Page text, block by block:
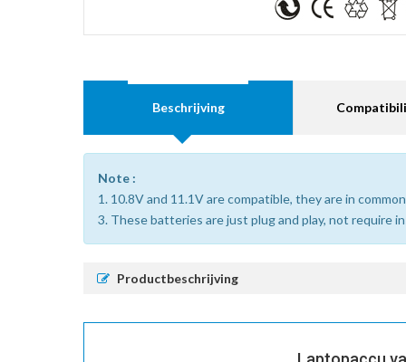
Beschrijving
Note :
1. 10.8V and 11.1V are compatible, they are in
3. These batteries are just plug and play, not require
Productbeschrijving